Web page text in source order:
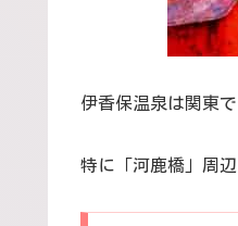
伊香保温泉は関東
特に「河鹿橋」周